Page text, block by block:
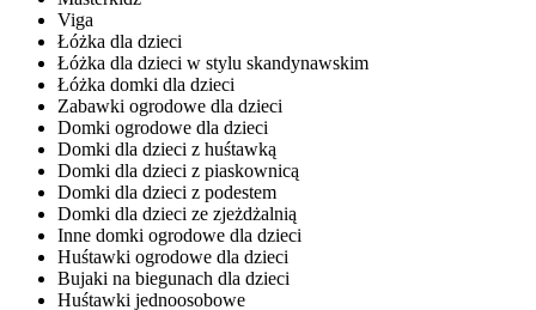
Viga
Łóżka dla dzieci
Łóżka dla dzieci w stylu skandynawskim
Łóżka domki dla dzieci
Zabawki ogrodowe dla dzieci
Domki ogrodowe dla dzieci
Domki dla dzieci z huśtawką
Domki dla dzieci z piaskownicą
Domki dla dzieci z podestem
Domki dla dzieci ze zjeżdżalnią
Inne domki ogrodowe dla dzieci
Huśtawki ogrodowe dla dzieci
Bujaki na biegunach dla dzieci
Huśtawki jednoosobowe